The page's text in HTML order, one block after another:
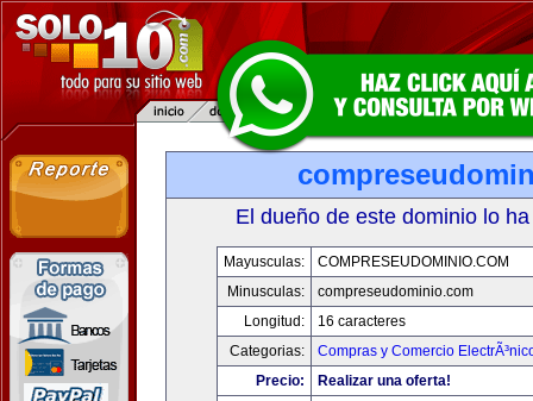
El dueño de este dominio lo
Mayusculas:
COMPRESEUDOMINIO.COM
Minusculas:
compreseudominio.com
Longitud:
16 caracteres
Categorias:
Compras y Comercio
Precio:
Realizar una oferta!